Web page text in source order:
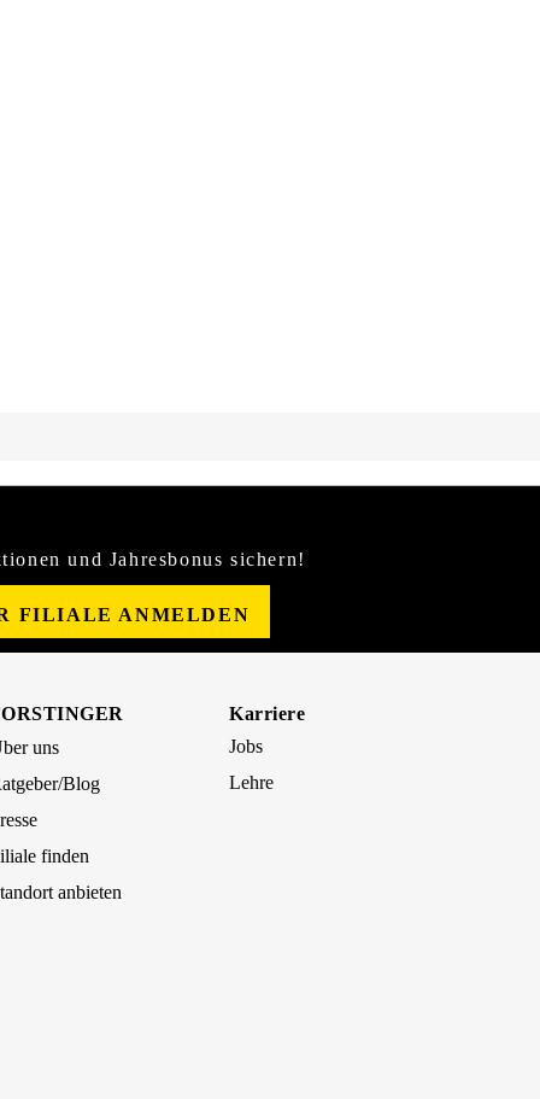
und Jahresbonus sichern!
FILIALE ANMELDEN
uns
Blog
finden
anbieten
Karriere
Jobs
Lehre